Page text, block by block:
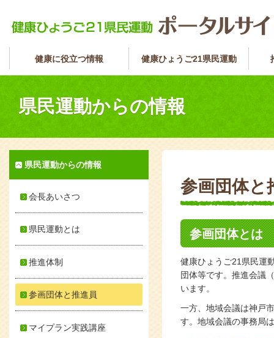
健康に役立つ情報 健康ひょうご21県民運動
県民運動からの情報
参画団体と
参画団体とは
健康ひょうご21県民運
団体等です。推進会議
います。
一方、地域会議は神戸
す。地域会議の事務局
県民運動からの情報
会長あいさつ
県民運動とは
推進体制
参画団体と推進員
マイプラン実践講座